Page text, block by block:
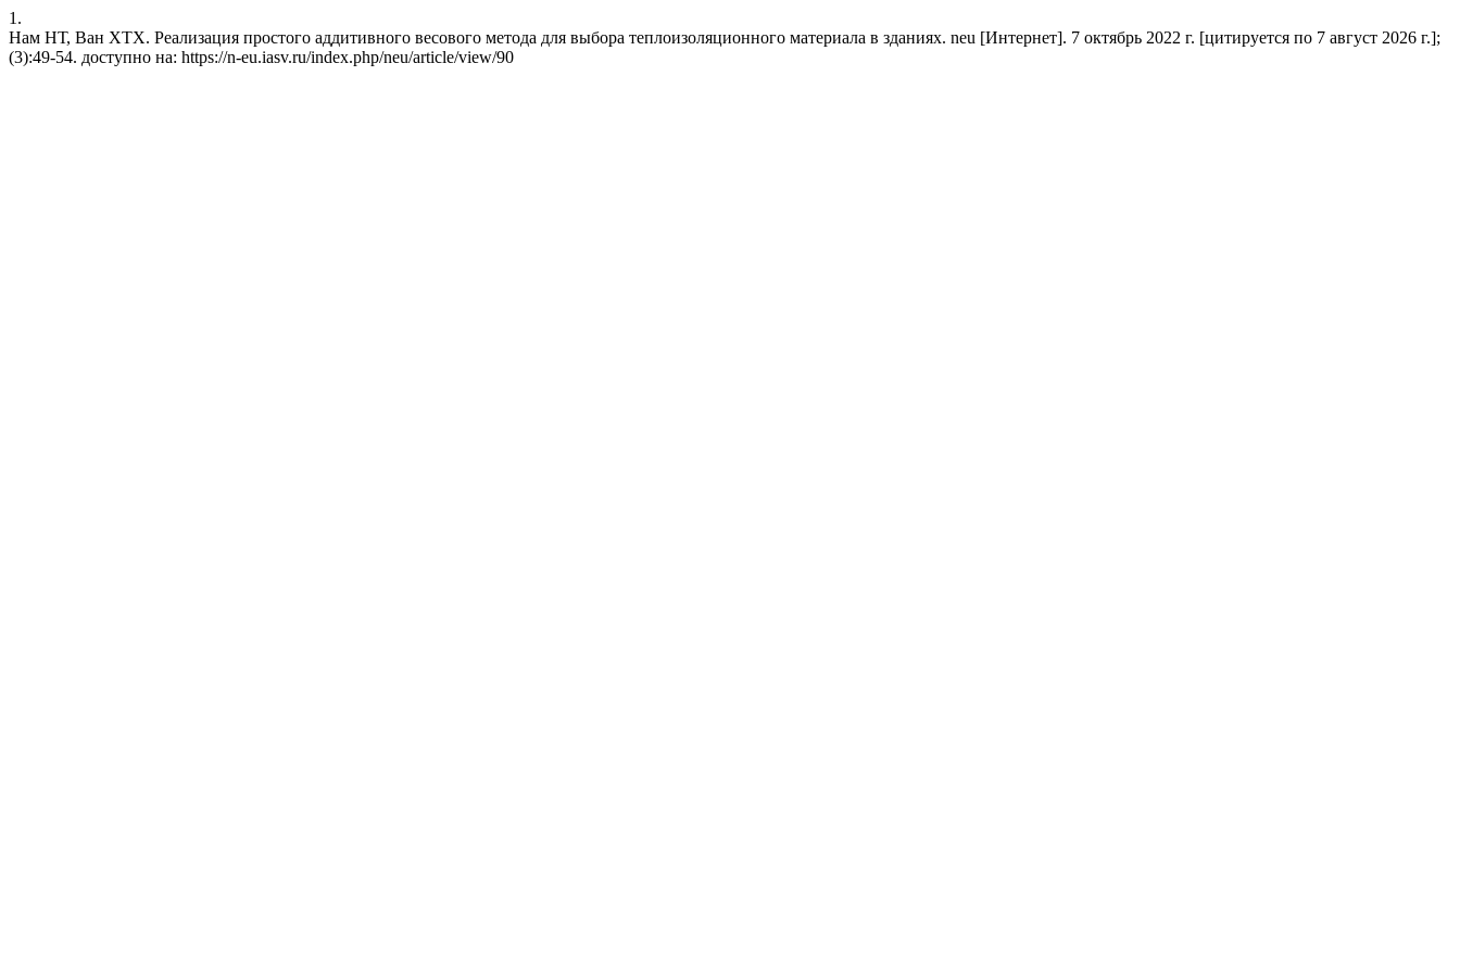
1.
Нам НТ, Ван ХТХ. Реализация простого аддитивного весового метода для выбора теплоизоляционного материала в зданиях. neu [Интернет]. 7 октябрь 2022 г. [цитируется по 7 август 2026 г.];
(3):49-54. доступно на: https://n-eu.iasv.ru/index.php/neu/article/view/90